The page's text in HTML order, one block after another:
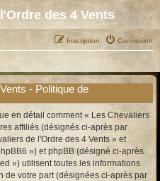
des 4 Vents
Connexion
Inscription
- Politique de
en détail comment « Les Chevaliers
affiliés (désignés ci-après par
de l'Ordre des 4 Vents » et
») et phpBB (désigné ci-après
») utilisent toutes les informations
de votre part (désignées ci-après par